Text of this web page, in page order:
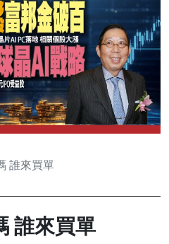
誰來買單
誰來買單